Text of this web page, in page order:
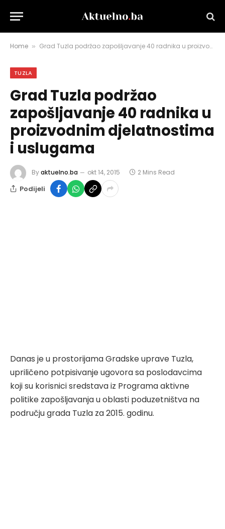
Home » Grad Tuzla podržao zapošljavanje 40 radnika u proizvodnim djelatnostima i uslugama
TUZLA
Grad Tuzla podržao
zapošljavanje 40 radnika u
proizvodnim djelatnostima
i uslugama
Byaktuelno.ba okt 14, 2015 2 Mins Read
Podijeli
Danas je u prostorijama Gradske uprave Tuzla,
upriličeno potpisivanje ugovora sa poslodavcima
koji su korisnici sredstava iz Programa aktivne
politike zapošljavanja u oblasti poduzetništva na
području grada Tuzla za 2015. godinu.